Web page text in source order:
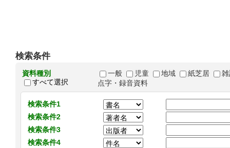
検索条件
資料種別
すべて選択
一般 児童 地域 紙芝居
点字・録音資料
検索条件1
検索条件2
検索条件3
検索条件4